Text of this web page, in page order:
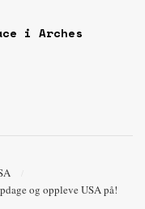
i Arches
og oppleve USA på!